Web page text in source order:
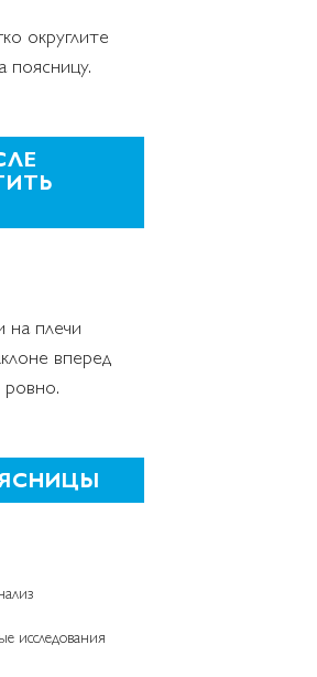
округлите
поясницу.
на плечи
вперед
исследования